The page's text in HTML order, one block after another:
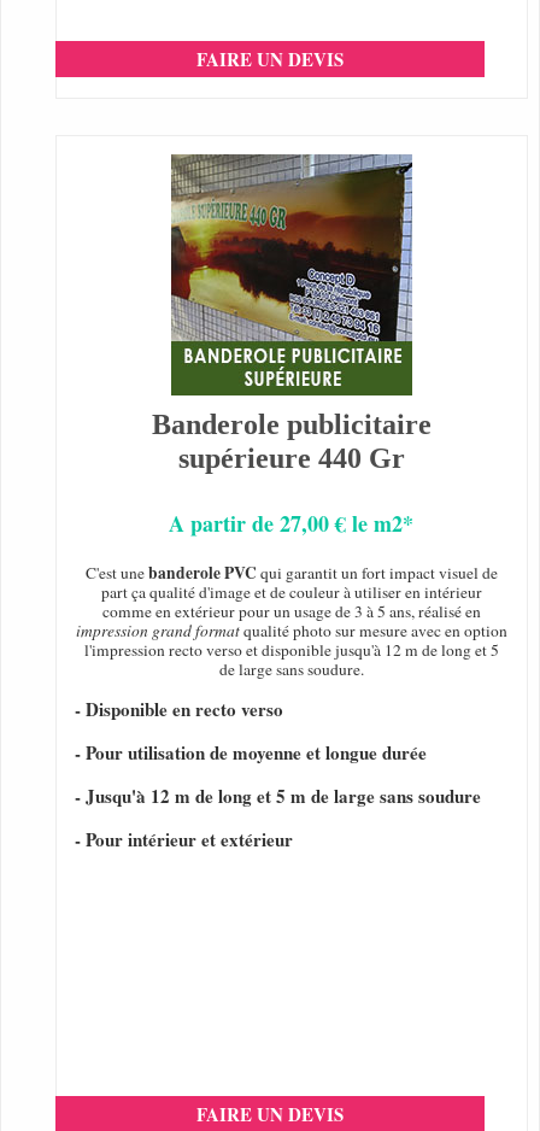
FAIRE UN DEVIS
Banderole publicitaire
supérieure 440 Gr
A partir de 27,00 € le m2*
C'est unebanderole PVC qui garantit un fort impact visuel de
part ça qualité d'image et de couleur à utiliser en intérieur
comme en extérieur pour un usage de 3 à 5 ans, réalisé en
impression grand formatqualité photo sur mesure avec en option
l'impression recto verso et disponible jusqu'à 12 m de long et 5
de large sans soudure.
- Disponible en recto verso
- Pour utilisation de moyenne et longue durée
- Jusqu'à 12 m de long et 5 m de large sans soudure
- Pour intérieur et extérieur
FAIRE UN DEVIS